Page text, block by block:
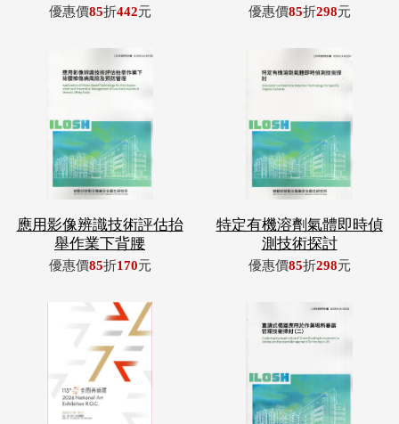
優惠價85折442元 優惠價85折298元
應用影像辨識技術評估抬
舉作業下背腰
優惠價85折170元
特定有機溶劑氣體即時偵
測技術探討
優惠價85折298元